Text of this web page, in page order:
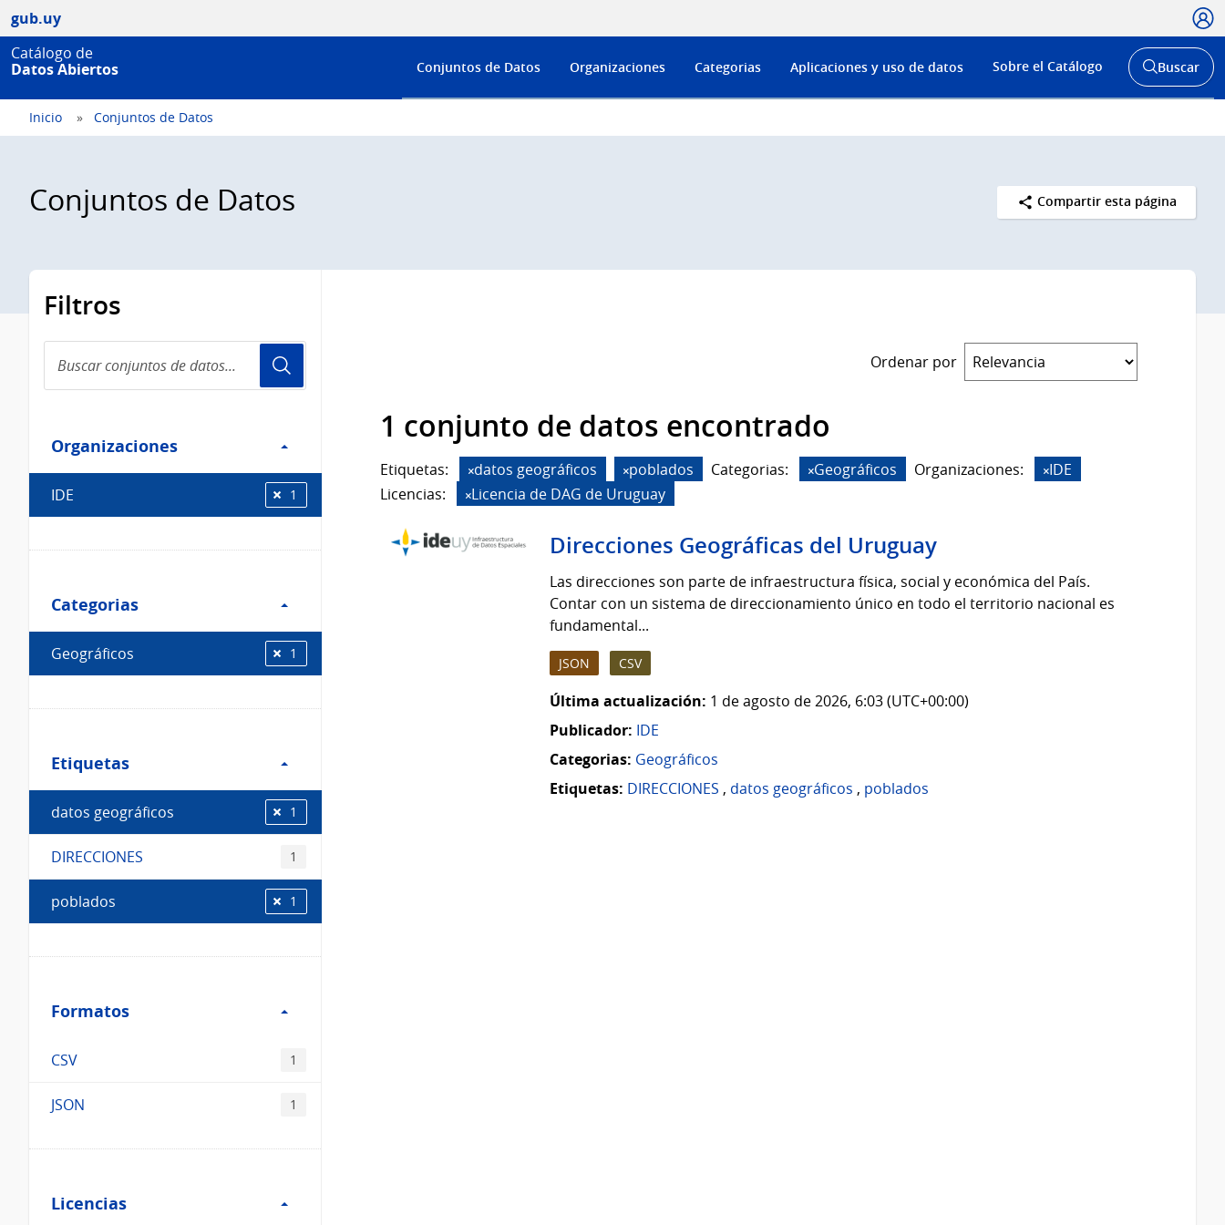
gub.uy
Catálogo de
Datos Abiertos
Menú
de
Conjuntos de Datos Organizaciones Categorias Aplicaciones y uso de datos Sobre el Catálogo
Abrir
buscador
Buscar
Inicio Conjuntos de Datos
Conjuntos de Datos Compartir esta página
Filtros
conjuntos
de
Organizaciones
Organizaciones
IDE 1
Categorias
Categorias
Geográficos 1
Etiquetas
Etiquetas
datos geográficos 1
DIRECCIONES 1
poblados 1
Formatos
Formatos
CSV 1
JSON 1
Licencias
Licencias
Ordenar por
1 conjunto de datos encontrado
Etiquetas: datos geográficos poblados Categorias: Geográficos Organizaciones:
IDE
Licencias:
Licencia de DAG de Uruguay
Direcciones Geográficas del Uruguay
Las direcciones son parte de infraestructura física, social y económica del País.
Contar con un sistema de direccionamiento único en todo el territorio nacional es
fundamental...
JSON CSV
Última actualización: 1 de agosto de 2026, 6:03 (UTC+00:00)
Publicador: IDE
Categorias: Geográficos
Etiquetas: DIRECCIONES , datos geográficos , poblados